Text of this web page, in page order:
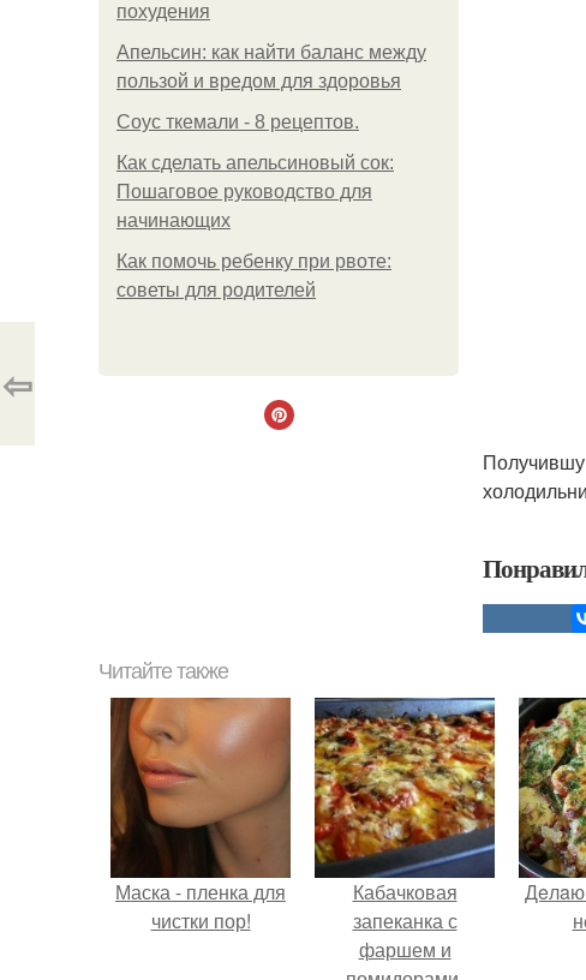
похудения
Апельсин: как найти баланс между
пользой и вредом для здоровья
Соус ткемали - 8 рецептов.
Как сделать апельсиновый сок:
Пошаговое руководство для
начинающих
Как помочь ребенку при рвоте:
советы для родителей
⇦
Читайте также
Маска - пленка для
чистки пор!
Кабачковая
запеканка с
фаршем и